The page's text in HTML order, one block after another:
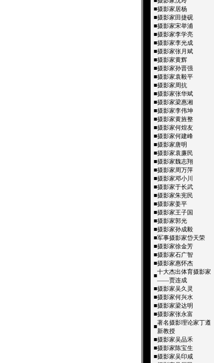
■摄影家居杨
■摄影家田捷砚
■摄影家宋举浦
■摄影家李学亮
■摄影家李光成
■摄影家张月斌
■摄影家黄辉
■摄影家孙晋强
■摄影家袁毅平
■摄影家周抗
■摄影家张华斌
■摄影家梁惠湘
■摄影家李伟坤
■摄影家黄旌整
■摄影家何煌友
■摄影家何建峰
■摄影家唐明
■摄影家袁廉民
■摄影家魏志翔
■摄影家周万萍
■摄影家邓小川
■摄影家于长武
■摄影家朱宪民
■摄影家姜平
■摄影家王子国
■摄影家郭光
■摄影家孙成毅
■军事摄影家岱天荣
■摄影家徐金芳
■摄影家石广智
■摄影家惠怀杰
■
十大杰出体育摄影家
——贾连成
■摄影家吴久灵
■摄影家何兴水
■摄影家梁达明
■摄影家张永富
■
著名摄影理论家丁遵
新教授
■摄影家吴品禾
■摄影家陈宝生
■摄影家吴印咸